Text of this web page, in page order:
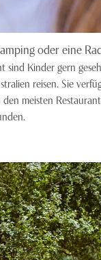
oder eine
Kinder gern
reisen. Sie
meisten